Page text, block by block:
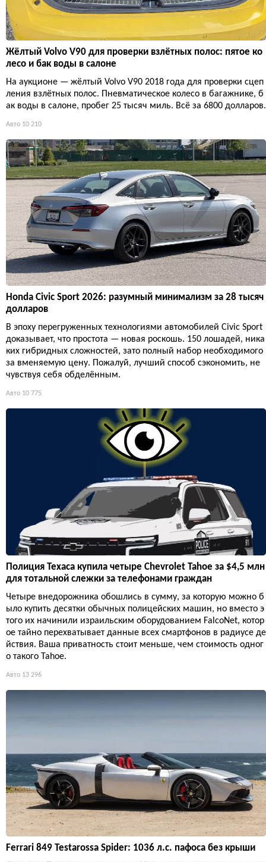
Жёлтый Volvo V90 для проверки взлётных полос: пятое ко
лесо и бак воды в салоне
На аукционе — жёлтый Volvo V90 2018 года для проверки сцеп
ления взлётных полос. Пневматическое колесо в багажнике, б
ак воды в салоне, пробег 25 тысяч миль. Всё за 6800 долларов.
Авто 10 210
Honda Civic Sport 2026: разумный минимализм за 28 тысяч
долларов
В эпоху перегруженных технологиями автомобилей Civic Sport
доказывает, что простота — новая роскошь. 150 лошадей, ника
ких гибридных сложностей, зато полный набор необходимого
за вменяемую цену. Пожалуй, лучший способ сэкономить, не
чувствуя себя обделённым.
Авто 10 775
Полиция Техаса купила четыре Chevrolet Tahoe за $4,5 млн
для тотальной слежки за телефонами граждан
Четыре внедорожника обошлись в сумму, за которую можно б
ыло купить десятки обычных полицейских машин, но вместо э
того их начинили израильским оборудованием FalcoNet, котор
ое тайно перехватывает данные всех смартфонов в радиусе де
йствия. Ваша приватность стоит меньше, чем стоимость одног
о такого Tahoe.
Авто 13 296
Ferrari 849 Testarossa Spider: 1036 л.с. пафоса без крыши